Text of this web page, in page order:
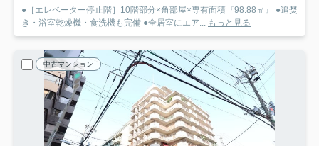
●［エレベーター停止階］10階部分×角部屋×専有面積『98.88㎡』 ●追焚
き・浴室乾燥機・食洗機も完備 ●全居室にエア... もっと見る
中古マンション